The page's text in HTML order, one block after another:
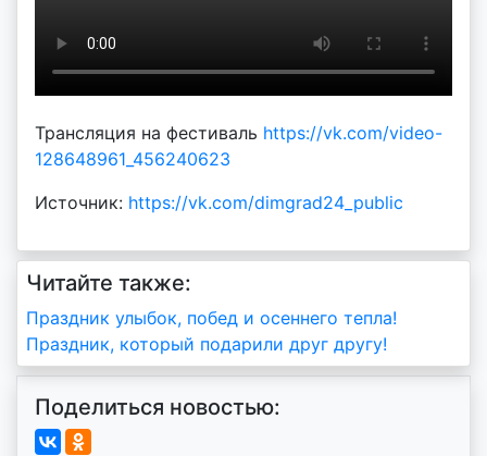
Трансляция на фестиваль https://vk.com/video-
128648961_456240623
Источник: https://vk.com/dimgrad24_public
Читайте также:
Навигация
по
записям
Праздник улыбок, побед и осеннего тепла!
Праздник, который подарили друг другу!
Поделиться новостью: